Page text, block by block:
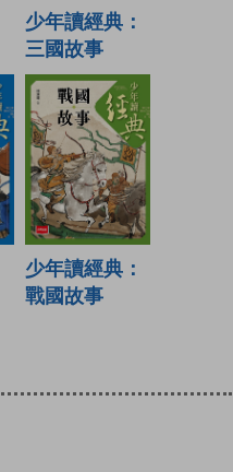
少年讀經典：
三國故事
少年讀經典：
戰國故事